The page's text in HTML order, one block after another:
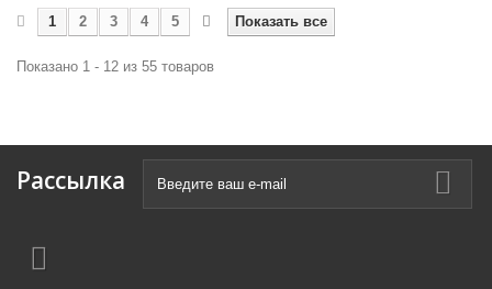
Показать все
1 2 3 4 5
Показано 1 - 12 из 55 товаров
Рассылка